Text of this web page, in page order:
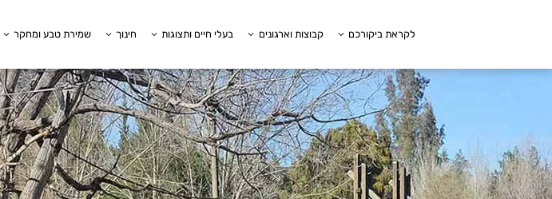
לקראת ביקורכם קבוצות וארגונים בעלי חיים ותצוגות חינוך שמירת טבע ומחקר